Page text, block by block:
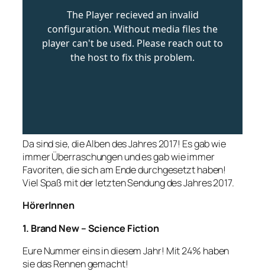
Da sind sie, die Alben des Jahres 2017! Es gab wie
immer Überraschungen und es gab wie immer
Favoriten, die sich am Ende durchgesetzt haben!
Viel Spaß mit der letzten Sendung des Jahres 2017.
HörerInnen
1. Brand New – Science Fiction
Eure Nummer eins in diesem Jahr! Mit 24% haben
sie das Rennen gemacht!